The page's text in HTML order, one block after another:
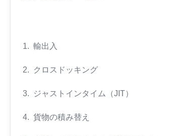
1. 輸出入
2. クロスドッキング
3. ジャストインタイム（JIT）
4. 貨物の積み替え